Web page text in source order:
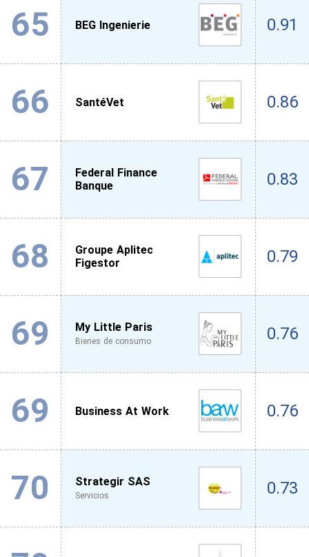
65 BEG Ingenierie 0.91
66 SantéVet 0.86
67
Federal Finance
Banque
0.83
68
Groupe Aplitec
Figestor
0.79
69 My Little Paris
Bienes de consumo 0.76
69 Business At Work 0.76
70 Strategir SAS
Servicios 0.73